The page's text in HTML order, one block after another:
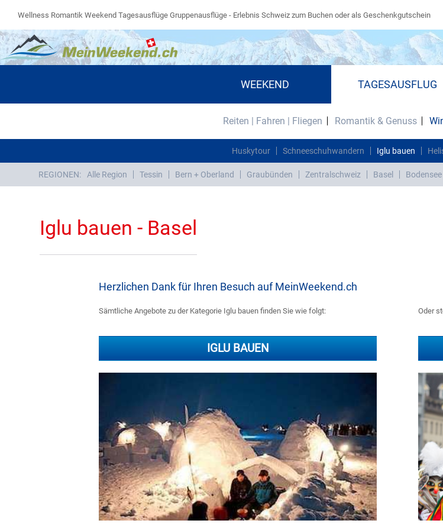
Wellness Romantik Weekend Tagesausflüge Gruppenausflüge - Erlebnis Schweiz zum Buchen oder als Geschenkgutschein
WEEKEND TAGESAUSFLUG
Reiten | Fahren | Fliegen Romantik & Genuss
Huskytour Schneeschuhwandern Iglu bauen
REGIONEN: Alle Region Tessin Bern + Oberland Graubünden Zentralschweiz Basel Bodensee
Iglu bauen - Basel
Herzlichen Dank für Ihren Besuch auf MeinWeekend.ch
Sämtliche Angebote zu der Kategorie Iglu bauen finden Sie wie folgt:
IGLU BAUEN
Oder